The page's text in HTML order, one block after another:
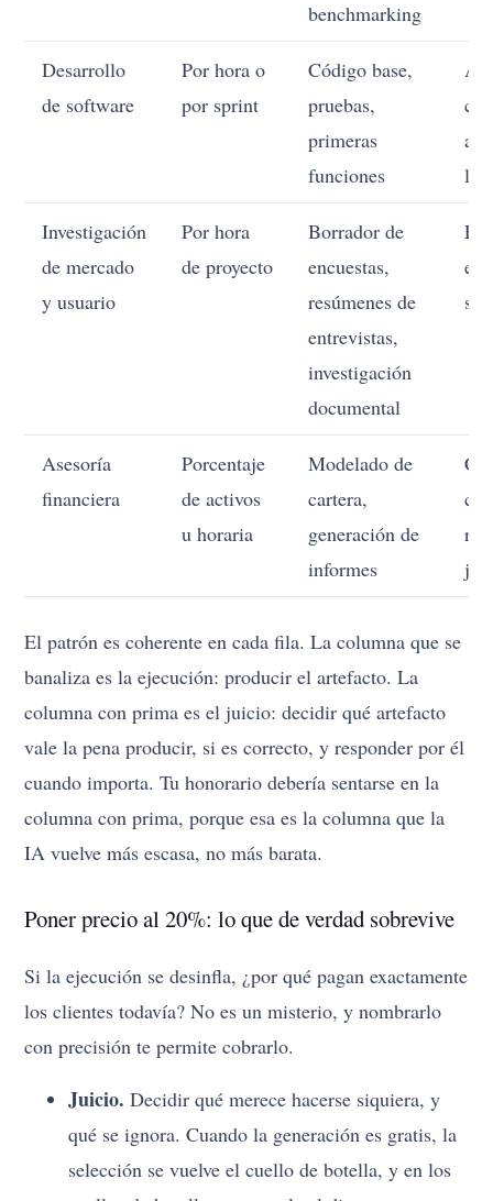
benchmarking
Desarrollo
de software
Por hora o
por sprint
Código base,
pruebas,
primeras
funciones
Investigación
de mercado
y usuario
Por hora
de proyecto
Borrador de
encuestas,
resúmenes de
entrevistas,
investigación
documental
Asesoría
financiera
Porcentaje
de activos
u horaria
Modelado de
cartera,
generación de
informes
El patrón es coherente en cada fila. La columna que se
banaliza es la ejecución: producir el artefacto. La
columna con prima es el juicio: decidir qué artefacto
vale la pena producir, si es correcto, y responder por él
cuando importa. Tu honorario debería sentarse en la
columna con prima, porque esa es la columna que la
IA vuelve más escasa, no más barata.
Poner precio al 20%: lo que de verdad sobrevive
Si la ejecución se desinfla, ¿por qué pagan exactamente
los clientes todavía? No es un misterio, y nombrarlo
con precisión te permite cobrarlo.
Juicio. Decidir qué merece hacerse siquiera, y
qué se ignora. Cuando la generación es gratis, la
selección se vuelve el cuello de botella, y en los